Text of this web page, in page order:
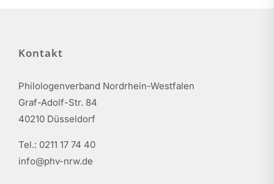
Kontakt
Philologenverband Nordrhein-Westfalen
Graf-Adolf-Str. 84
40210 Düsseldorf
Tel.: 0211 17 74 40
info@phv-nrw.de